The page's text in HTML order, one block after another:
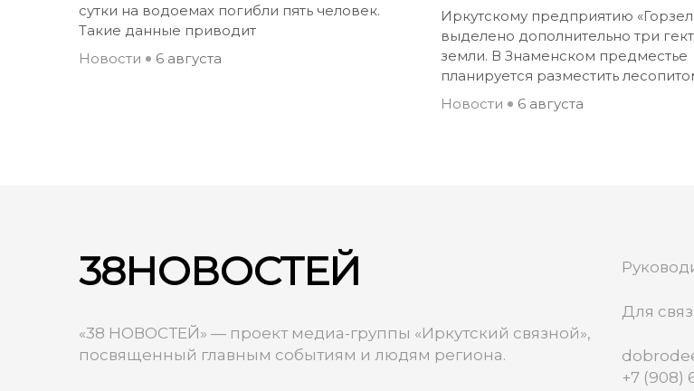
сутки на водоемах погибли пять человек.
Такие данные приводит
Новости
6 августа
Иркутскому предприятию
выделено дополнительно три
земли. В Знаменском предместье
планируется разместить
Новости
6 августа
38НОВОСТЕЙ
«38 НОВОСТЕЙ» — проект медиа-группы «Иркутский связной»,
посвященный главным событиям и людям региона.
Для
+7 (908)